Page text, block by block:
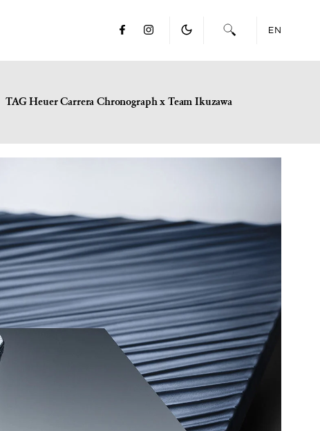
EN
TAG Heuer Carrera Chronograph x Team Ikuzawa